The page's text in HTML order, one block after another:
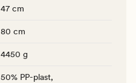
47 cm
80 cm
4450 g
50% PP-plast,